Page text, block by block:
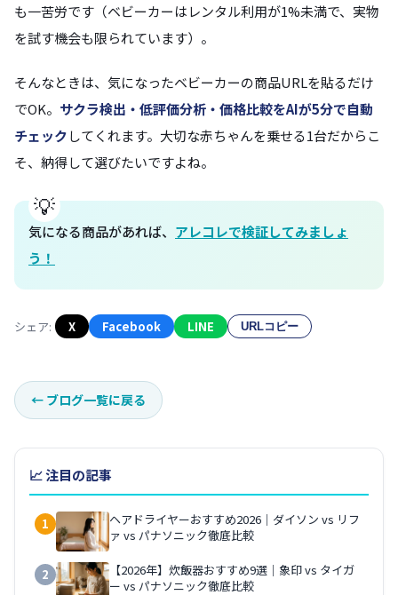
も一苦労です（ベビーカーはレンタル利用が1%未満で、実物
を試す機会も限られています）。
そんなときは、気になったベビーカーの商品URLを貼るだけ
でOK。 サクラ検出・低評価分析・価格比較をAIが5分で自動
チェックしてくれます。大切な赤ちゃんを乗せる1台だからこ
そ、納得して選びたいですよね。
気になる商品があれば、 アレコレで検証してみましょ
う！
シェア: X Facebook LINE URLコピー
← ブログ一覧に戻る
📈 注目の記事
1
ヘアドライヤーおすすめ2026｜ダイソン vs リフ
ァ vs パナソニック徹底比較
2
【2026年】炊飯器おすすめ9選｜象印 vs タイガ
ー vs パナソニック徹底比較